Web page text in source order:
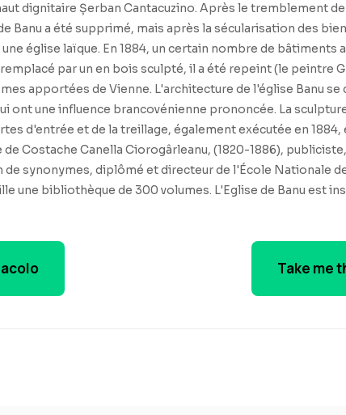
dignitaire Șerban Cantacuzino. Après le tremblement
Banu a été supprimé, mais après la sécularisation des
église laïque. En 1884, un certain nombre de
par un en bois sculpté, il a été repeint (le peintre
apportées de Vienne. L'architecture de l'église Banu
ont une influence brancovénienne prononcée. La
d'entrée et de la treillage, également exécutée en
Costache Canella Ciorogârleanu, (1820-1886),
synonymes, diplômé et directeur de l'École Nationale
une bibliothèque de 300 volumes. L'Eglise de Banu est
Take me